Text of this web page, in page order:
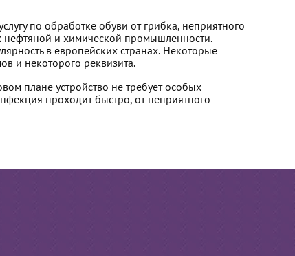
по обработке обуви от грибка, неприятного
нефтяной и химической промышленности.
в европейских странах. Некоторые
и некоторого реквизита.
плане устройство не требует особых
проходит быстро, от неприятного